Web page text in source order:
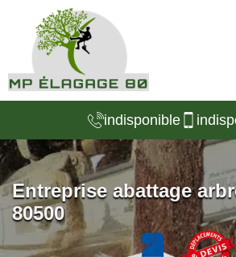
indisponible
Entreprise abattage
80500